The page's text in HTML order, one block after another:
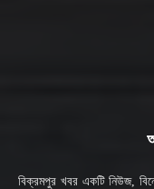
বিক্রমপুর খবর একটি নিউজ,